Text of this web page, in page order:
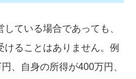
ている場合であっても、
ることはありません。例
、自身の所得が400万円、